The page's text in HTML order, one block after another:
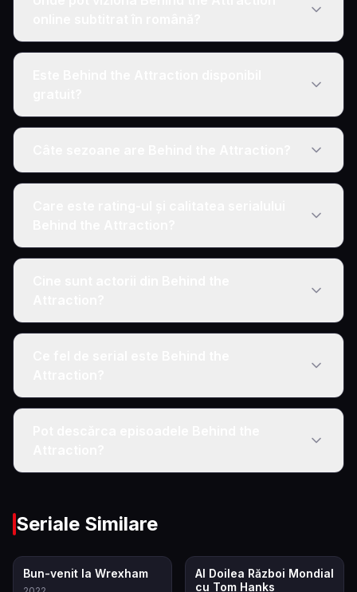
Seriale Similare
7.8
Bun-venit la Wrexham 7.9
Al Doilea Război Mondial
cu Tom Hanks